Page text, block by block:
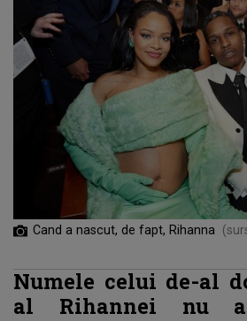
Cand a nascut, de fapt, Rihanna
Numele celui de-al
al Rihannei nu